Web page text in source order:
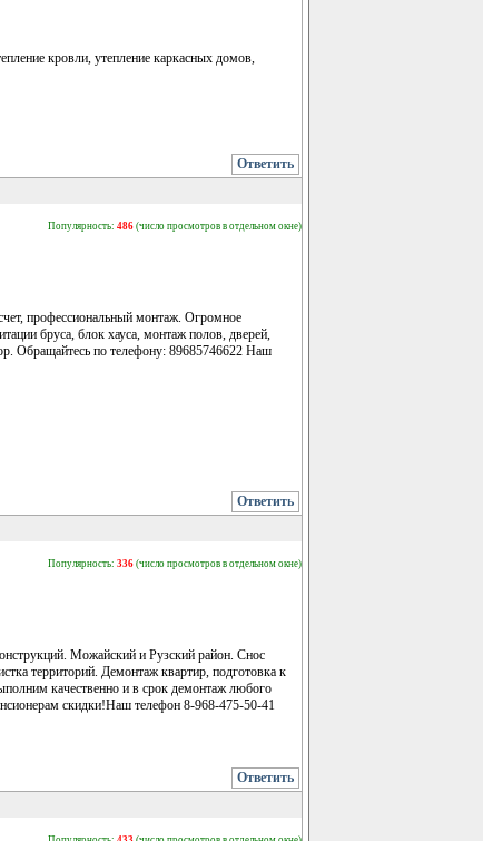
кровли, утепление каркасных домов,
Ответить
Популярность: 486 (число просмотров в отдельном окне)
профессиональный монтаж. Огромное
бруса, блок хауса, монтаж полов, дверей,
Обращайтесь по телефону: 89685746622 Наш
Ответить
Популярность: 336 (число просмотров в отдельном окне)
Можайский и Рузский район. Снос
территорий. Демонтаж квартир, подготовка к
качественно и в срок демонтаж любого
скидки!Наш телефон 8-968-475-50-41
Ответить